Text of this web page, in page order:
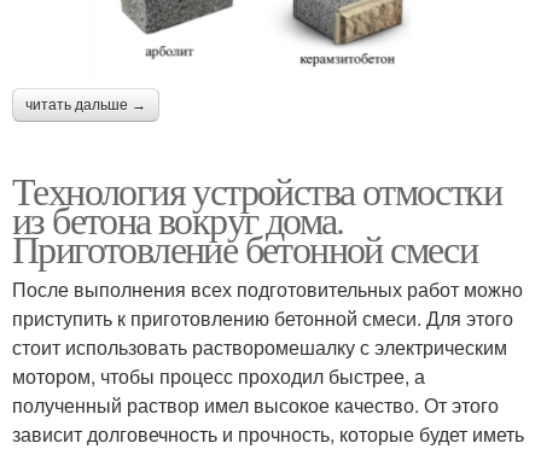
читать дальше →
Технология устройства отмостки
из бетона вокруг дома.
Приготовление бетонной смеси
После выполнения всех подготовительных работ можно
приступить к приготовлению бетонной смеси. Для этого
стоит использовать растворомешалку с электрическим
мотором, чтобы процесс проходил быстрее, а
полученный раствор имел высокое качество. От этого
зависит долговечность и прочность, которые будет иметь